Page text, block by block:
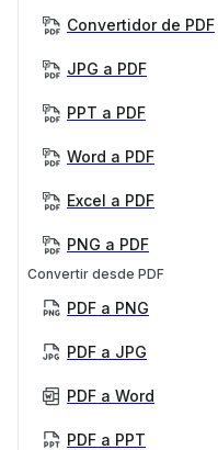
Convertidor de PDF
JPG a PDF
PPT a PDF
Word a PDF
Excel a PDF
PNG a PDF
Convertir desde PDF
PDF a PNG
PDF a JPG
PDF a Word
PDF a PPT